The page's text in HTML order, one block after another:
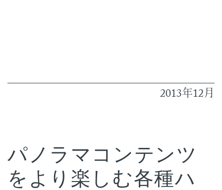
パノラマコンテンツ
をより楽しむ各種ハ
2013年12 月